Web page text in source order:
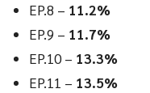
EP.8 – 11.2%
EP.9 – 11.7%
EP.10 – 13.3%
EP.11 – 13.5%